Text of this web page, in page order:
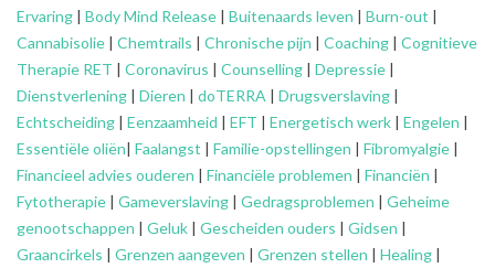
Ervaring | Body Mind Release | Buitenaards leven | Burn-out |
Cannabisolie | Chemtrails | Chronische pijn | Coaching | Cognitieve
Therapie RET | Coronavirus | Counselling | Depressie |
Dienstverlening | Dieren | doTERRA | Drugsverslaving |
Echtscheiding | Eenzaamheid | EFT | Energetisch werk | Engelen |
Essentiële oliën| Faalangst | Familie-opstellingen | Fibromyalgie |
Financieel advies ouderen | Financiële problemen | Financiën |
Fytotherapie | Gameverslaving | Gedragsproblemen | Geheime
genootschappen | Geluk | Gescheiden ouders | Gidsen |
Graancirkels | Grenzen aangeven | Grenzen stellen | Healing |